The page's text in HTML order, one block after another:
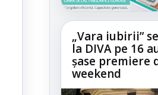
„Vara iubirii”
la DIVA pe 16
șase premiere
weekend